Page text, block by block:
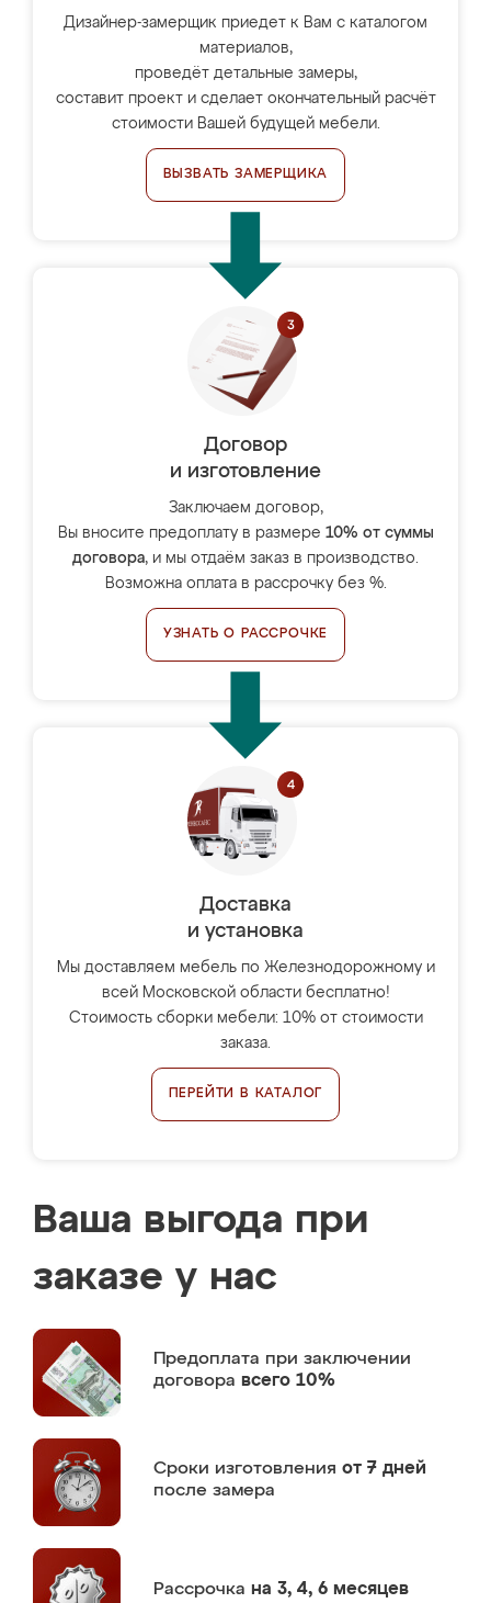
Дизайнер-замерщик приедет к Вам с каталогом
материалов,
проведёт детальные замеры,
составит проект и сделает окончательный расчёт
стоимости Вашей будущей мебели.
ВЫЗВАТЬ ЗАМЕРЩИКА
Договор
и изготовление
Заключаем договор,
Вы вносите предоплату в размере 10% от суммы
договора, и мы отдаём заказ в производство.
Возможна оплата в рассрочку без %.
УЗНАТЬ О РАССРОЧКЕ
Доставка
и установка
Мы доставляем мебель по Железнодорожному и
всей Московской области бесплатно!
Стоимость сборки мебели: 10% от стоимости
заказа.
ПЕРЕЙТИ В КАТАЛОГ
Ваша выгода при
заказе у нас
Предоплата при заключении
договора всего 10%
Сроки изготовления от 7 дней
после замера
Рассрочка на 3, 4, 6 месяцев